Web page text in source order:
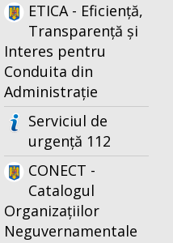
ETICA - Eficiență,
Transparență și
Interes pentru
Conduita din
Administrație
Serviciul de
urgență 112
CONECT -
Catalogul
Organizațiilor
Neguvernamentale